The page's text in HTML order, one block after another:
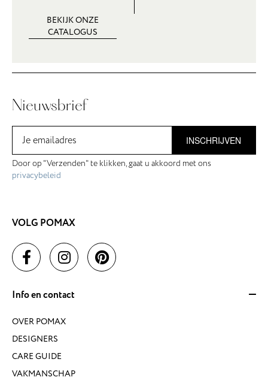
BEKIJK ONZE
CATALOGUS
Nieuwsbrief
INSCHRIJVEN
Door op "Verzenden" te klikken, gaat u akkoord met ons
privacybeleid
VOLG POMAX
Info en contact
OVER POMAX
DESIGNERS
CARE GUIDE
VAKMANSCHAP